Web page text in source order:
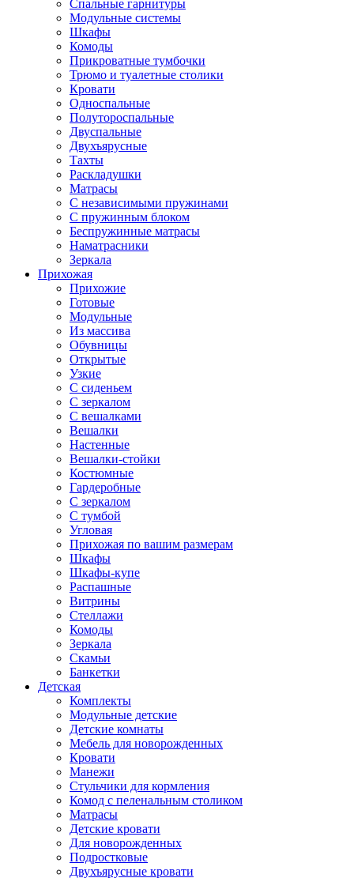
Спальные гарнитуры
Модульные системы
Шкафы
Комоды
Прикроватные тумбочки
Трюмо и туалетные столики
Кровати
Односпальные
Полутороспальные
Двуспальные
Двухъярусные
Тахты
Раскладушки
Матрасы
С независимыми пружинами
С пружинным блоком
Беспружинные матрасы
Наматрасники
Зеркала
Прихожая
Прихожие
Готовые
Модульные
Из массива
Обувницы
Открытые
Узкие
С сиденьем
С зеркалом
С вешалками
Вешалки
Настенные
Вешалки-стойки
Костюмные
Гардеробные
С зеркалом
С тумбой
Угловая
Прихожая по вашим размерам
Шкафы
Шкафы-купе
Распашные
Витрины
Стеллажи
Комоды
Зеркала
Скамьи
Банкетки
Детская
Комплекты
Модульные детские
Детские комнаты
Мебель для новорожденных
Кровати
Манежи
Стульчики для кормления
Комод с пеленальным столиком
Матрасы
Детские кровати
Для новорожденных
Подростковые
Двухъярусные кровати